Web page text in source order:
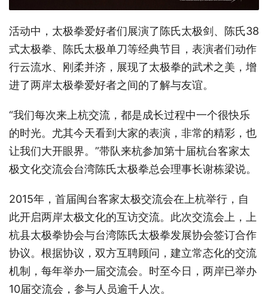
活动中，太极拳爱好者们展演了陈氏太极剑、陈氏38
式太极拳、陈氏太极单刀等经典节目，表演者们动作
行云流水、刚柔并济，展现了太极拳的武术之美，增
进了两岸太极拳爱好者之间的了解与友谊。
“我们每次来上杭交流，都是成长过程中一个很快乐
的时光。尤其今天看到大家的表演，非常的精彩，也
让我们大开眼界。”带队来杭参加第十届杭台客家太
极文化交流会台湾陈氏太极拳总会理事长谢栋梁说。
2015年，首届闽台客家太极交流会在上杭举行，自
此开启两岸太极文化的互访交流。此次交流会上，上
杭县太极拳协会与台湾陈氏太极拳发展协会签订合作
协议。根据协议，双方互聘顾问，建立常态化的交流
机制，每年举办一届交流会。时至今日，两岸已举办
10届交流会，参与人员逾千人次。